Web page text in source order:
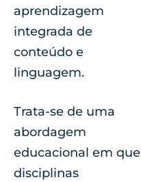
aprendizagem
integrada de
conteúdo e
linguagem.
Trata-se de uma
abordagem
educacional em que
disciplinas